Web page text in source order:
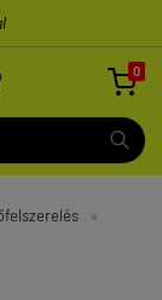
0

»